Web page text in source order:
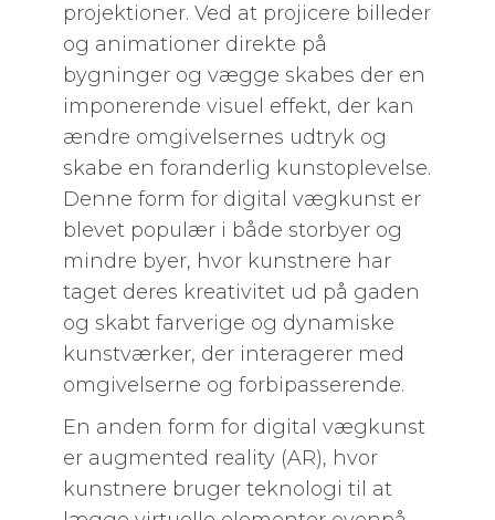
projektioner. Ved at projicere billeder
og animationer direkte på
bygninger og vægge skabes der en
imponerende visuel effekt, der kan
ændre omgivelsernes udtryk og
skabe en foranderlig kunstoplevelse.
Denne form for digital vægkunst er
blevet populær i både storbyer og
mindre byer, hvor kunstnere har
taget deres kreativitet ud på gaden
og skabt farverige og dynamiske
kunstværker, der interagerer med
omgivelserne og forbipasserende.
En anden form for digital vægkunst
er augmented reality (AR), hvor
kunstnere bruger teknologi til at